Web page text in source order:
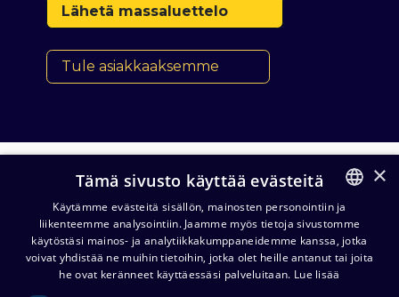
Lähetä massaluettelo
Tule asiakkaaksemme
Y-haarakaapelit
Stereoparikaapelit
Digitaaliset
audiokaapelit
FINNISH
ENGLISH
×
Tämä sivusto käyttää evästeitä
Käytämme evästeitä sisällön, mainosten personointiin ja
liikenteemme analysointiin. Jaamme myös tietoja sivustomme
käytöstäsi mainos- ja analytiikkakumppaneidemme kanssa, jotka
voivat yhdistää ne muihin tietoihin, jotka olet heille antanut tai joita
he ovat keränneet käyttäessäsi palveluitaan. Lue lisää